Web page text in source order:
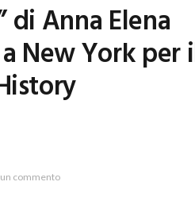
di Anna Elena
New York per
commento